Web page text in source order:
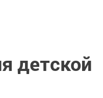
детской